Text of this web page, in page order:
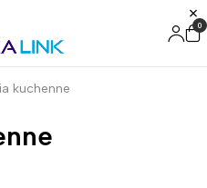
0
kuchenne